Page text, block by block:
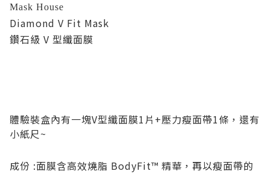
Mask House
Diamond V Fit Mask
鑽石級 V 型纖面膜
體驗裝盒內有一塊V型纖面膜1片+壓力瘦面帶1條，還有
小紙尺~
成份 :面膜含高效燒脂 BodyFit™ 精華，再以瘦面帶的